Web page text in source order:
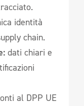
identità
chain.
dati chiari e
al DPP UE